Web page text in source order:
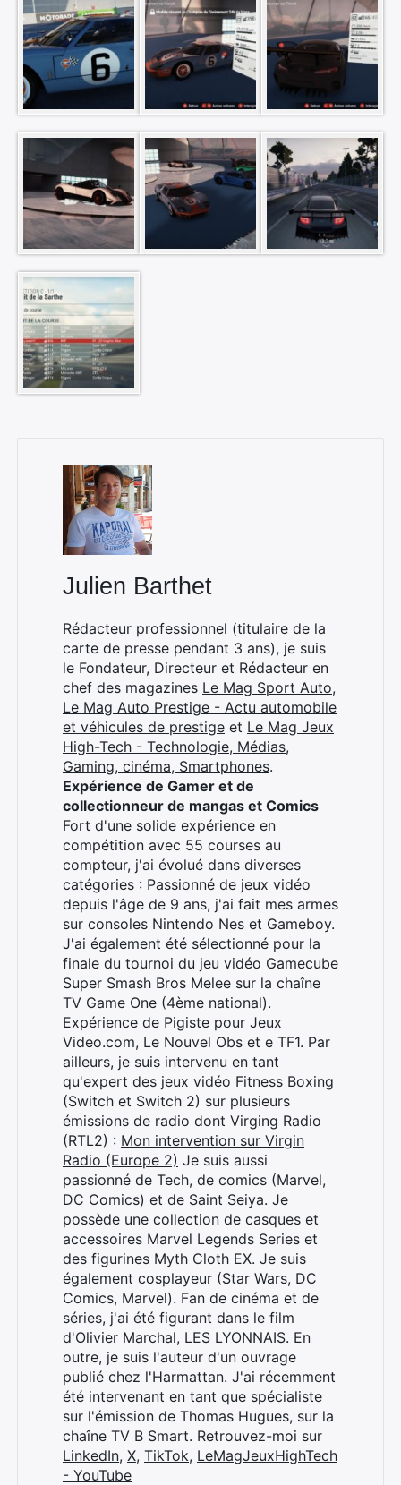
Julien Barthet
Rédacteur professionnel (titulaire de la
carte de presse pendant 3 ans), je suis
le Fondateur, Directeur et Rédacteur en
chef des magazines Le Mag Sport Auto,
Le Mag Auto Prestige - Actu automobile
et véhicules de prestige et Le Mag Jeux
High-Tech - Technologie, Médias,
Gaming, cinéma, Smartphones.
Expérience de Gamer et de
collectionneur de mangas et Comics
Fort d'une solide expérience en
compétition avec 55 courses au
compteur, j'ai évolué dans diverses
catégories : Passionné de jeux vidéo
depuis l'âge de 9 ans, j'ai fait mes armes
sur consoles Nintendo Nes et Gameboy.
J'ai également été sélectionné pour la
finale du tournoi du jeu vidéo Gamecube
Super Smash Bros Melee sur la chaîne
TV Game One (4ème national).
Expérience de Pigiste pour Jeux
Video.com, Le Nouvel Obs et e TF1. Par
ailleurs, je suis intervenu en tant
qu'expert des jeux vidéo Fitness Boxing
(Switch et Switch 2) sur plusieurs
émissions de radio dont Virging Radio
(RTL2) : Mon intervention sur Virgin
Radio (Europe 2) Je suis aussi
passionné de Tech, de comics (Marvel,
DC Comics) et de Saint Seiya. Je
possède une collection de casques et
accessoires Marvel Legends Series et
des figurines Myth Cloth EX. Je suis
également cosplayeur (Star Wars, DC
Comics, Marvel). Fan de cinéma et de
séries, j'ai été figurant dans le film
d'Olivier Marchal, LES LYONNAIS. En
outre, je suis l'auteur d'un ouvrage
publié chez l'Harmattan. J'ai récemment
été intervenant en tant que spécialiste
sur l'émission de Thomas Hugues, sur la
chaîne TV B Smart. Retrouvez-moi sur
LinkedIn, X, TikTok, LeMagJeuxHighTech
- YouTube